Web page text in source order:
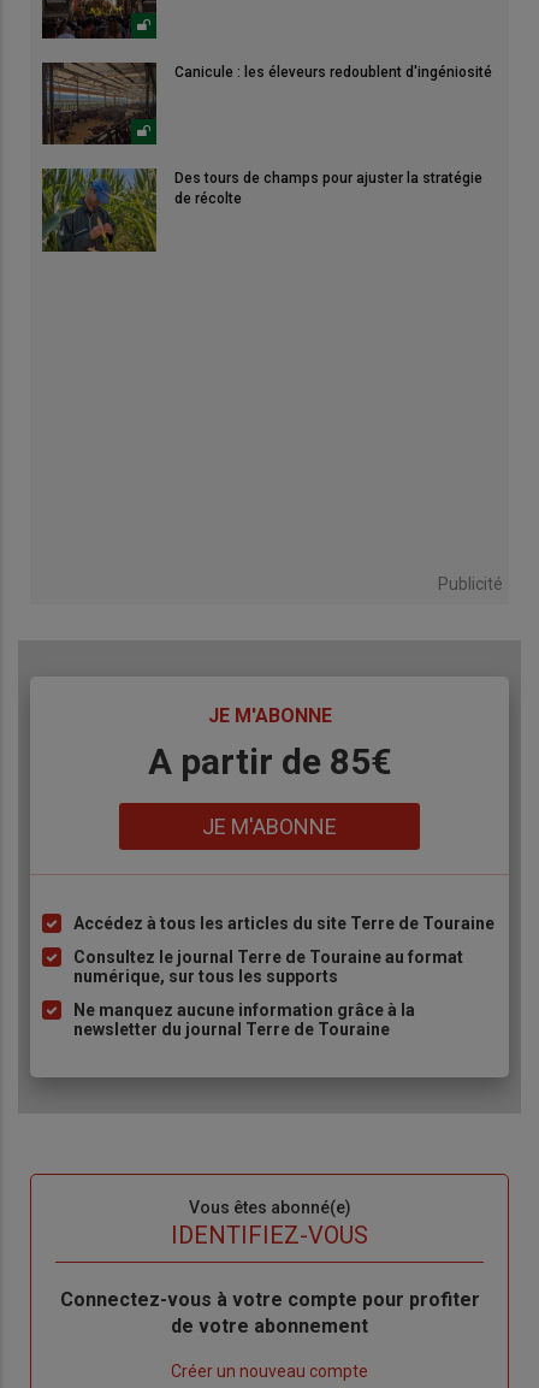
Canicule : les éleveurs redoublent d'ingéniosité
Des tours de champs pour ajuster la stratégie
de récolte
Publicité
JE M'ABONNE
A partir de 85€
JE M'ABONNE
Liste
à
puce
Accédez à tous les articles du site Terre de Touraine
Consultez le journal Terre de Touraine au format
numérique, sur tous les supports
Ne manquez aucune information grâce à la
newsletter du journal Terre de Touraine
Vous êtes abonné(e)
IDENTIFIEZ-VOUS
Body
Connectez-vous à votre compte pour profiter
de votre abonnement
Créer un nouveau compte